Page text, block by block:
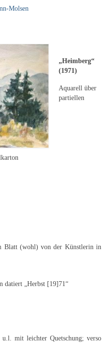
1945
1945
Molsen
„Heimberg“
(1971)
Aquarell über
partiellen
Blatt (wohl) von der Künstlerin in
datiert „Herbst [19]71“
mit leichter Quetschung; verso